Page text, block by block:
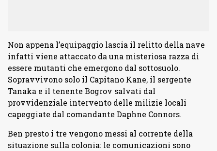
Non appena l’equipaggio lascia il relitto della nave
infatti viene attaccato da una misteriosa razza di
essere mutanti che emergono dal sottosuolo.
Sopravvivono solo il Capitano Kane, il sergente
Tanaka e il tenente Bogrov salvati dal
provvidenziale intervento delle milizie locali
capeggiate dal comandante Daphne Connors.
Ben presto i tre vengono messi al corrente della
situazione sulla colonia: le comunicazioni sono